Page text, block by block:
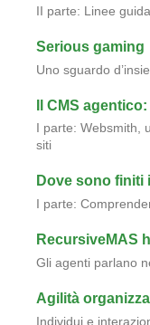
II parte: Linee
Serious gaming
Uno sguardo
Il CMS
I parte: Websmith,
siti
Dove sono finiti
I parte:
RecursiveMAS
Gli agenti parlano
Agilità
Individui e